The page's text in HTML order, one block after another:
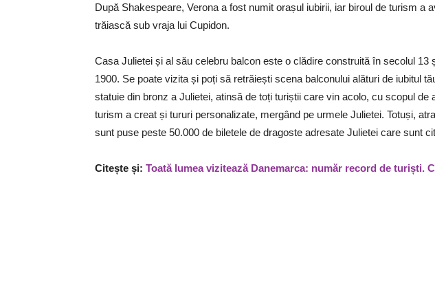
După Shakespeare, Verona a fost numit orașul iubirii, iar biroul de turism a
trăiască sub vraja lui Cupidon.
Casa Julietei și al său celebru balcon este o clădire construită în secolul 13
1900. Se poate vizita și poți să retrăiești scena balconului alături de iubitul
statuie din bronz a Julietei, atinsă de toți turiștii care vin acolo, cu scopul de
turism a creat și tururi personalizate, mergând pe urmele Julietei. Totuși,
sunt puse peste 50.000 de biletele de dragoste adresate Julietei care sunt
Citește și: Toată lumea vizitează Danemarca: număr record de turiști.